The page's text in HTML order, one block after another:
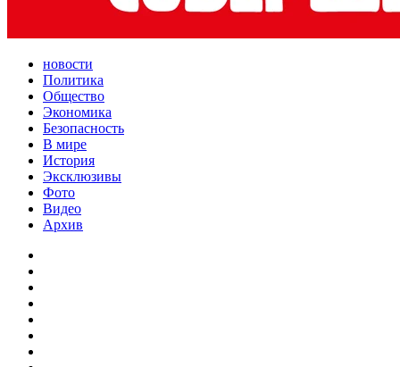
новости
Политика
Общество
Экономика
Безопасность
В мире
История
Эксклюзивы
Фото
Видео
Архив